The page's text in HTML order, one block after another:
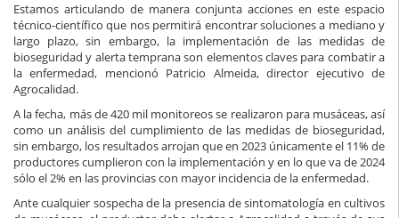
Estamos articulando de manera conjunta acciones en este espacio
técnico-científico que nos permitirá encontrar soluciones a mediano y
largo plazo, sin embargo, la implementación de las medidas de
bioseguridad y alerta temprana son elementos claves para combatir a
la enfermedad, mencionó Patricio Almeida, director ejecutivo de
Agrocalidad.
A la fecha, más de 420 mil monitoreos se realizaron para musáceas, así
como un análisis del cumplimiento de las medidas de bioseguridad,
sin embargo, los resultados arrojan que en 2023 únicamente el 11% de
productores cumplieron con la implementación y en lo que va de 2024
sólo el 2% en las provincias con mayor incidencia de la enfermedad.
Ante cualquier sospecha de la presencia de sintomatología en cultivos